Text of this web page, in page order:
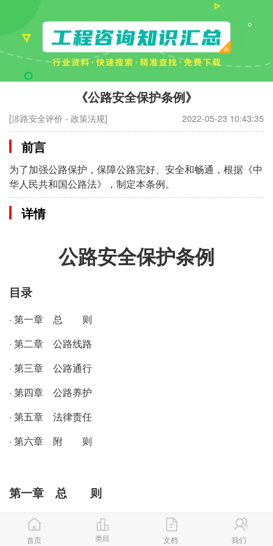
​《公路安全保护条例》
[涉路安全评价 - 政策法规] 2022-05-23 10:43:35
前言
为了加强公路保护，保障公路完好、安全和畅通，根据《中
华人民共和国公路法》，制定本条例。
详情
公路安全保护条例
目录
· 第一章 总 则
· 第二章 公路线路
· 第三章 公路通行
· 第四章 公路养护
· 第五章 法律责任
· 第六章 附 则
第一章 总 则
第一条 为了加强公路保护，保障公路完好、安全和畅通，
根据《中华人民共和国公路法》，制定本条例。
首页 类目 文档 我们